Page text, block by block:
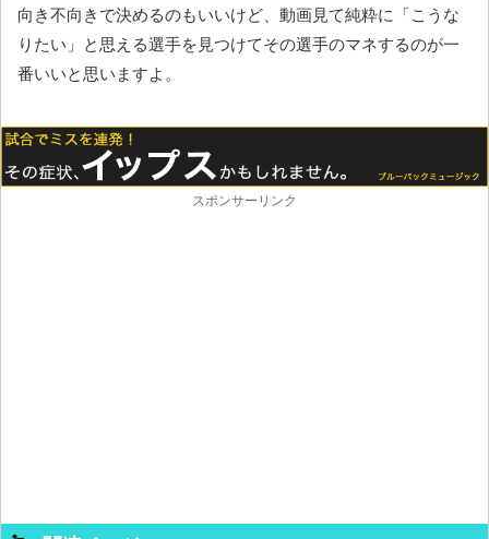
向き不向きで決めるのもいいけど、動画見て純粋に「こうな
りたい」と思える選手を見つけてその選手のマネするのが一
番いいと思いますよ。
スポンサーリンク